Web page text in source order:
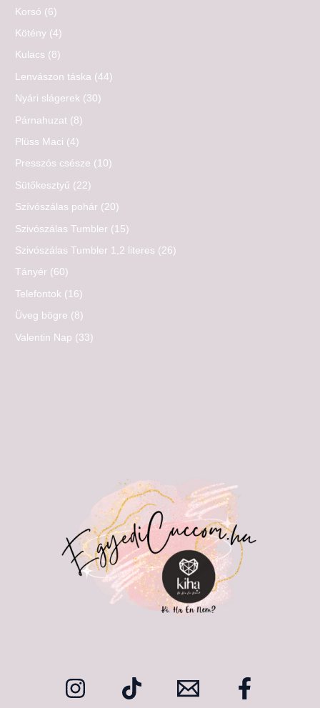
Korsó (6)
Kötény (4)
Kulacs (8)
Lenvászon táska (44)
Nyári slágerek (30)
Párnahuzat (8)
Plüss Maci (4)
Presszós csésze (10)
Sütőkesztyű (22)
Szívószálas pohár (20)
Szivószálas Tumbler (15)
Szivószálas Tumbler 1,2 literes (26)
Tányér (60)
Telefontok (16)
Üveg bögre (8)
Valentin Nap (33)